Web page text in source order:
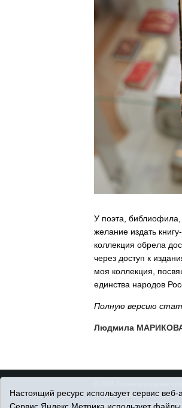
У поэта,
желание издать
коллекция обрела
через доступ к
моя коллекция,
единства народов
Полную версию
Людмила
© При использовании
Адрес редакции: 627750
Настоящий ресурс использует сервис